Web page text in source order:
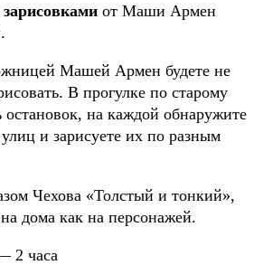
от Маши Армен
Машей Армен будете не
В прогулке по старому
остановок, на каждой обнаружите
и зарисуете их по разным
Чехова «Толстый и тонкий»,
дома как на персонажей.
2 часа